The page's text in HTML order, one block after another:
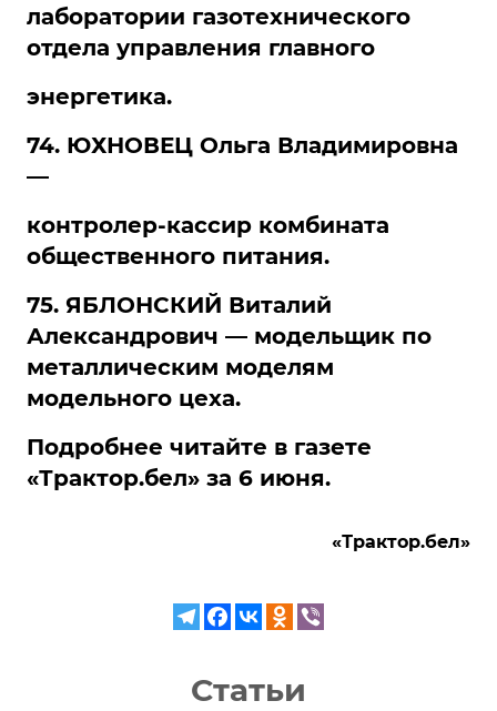
лаборатории газотехнического
отдела управления главного
энергетика.
74. ЮХНОВЕЦ Ольга Владимировна
—
контролер-кассир комбината
общественного питания.
75. ЯБЛОНСКИЙ Виталий
Александрович — модельщик по
металлическим моделям
модельного цеха.
Подробнее читайте в газете
«Трактор.бел» за 6 июня.
«Трактор.бел»
Статьи